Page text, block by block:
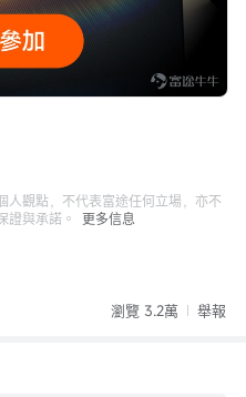
人觀點，不代表富途任何立場，亦不
證與承諾。
更多信息
瀏覽 3.2萬 舉報